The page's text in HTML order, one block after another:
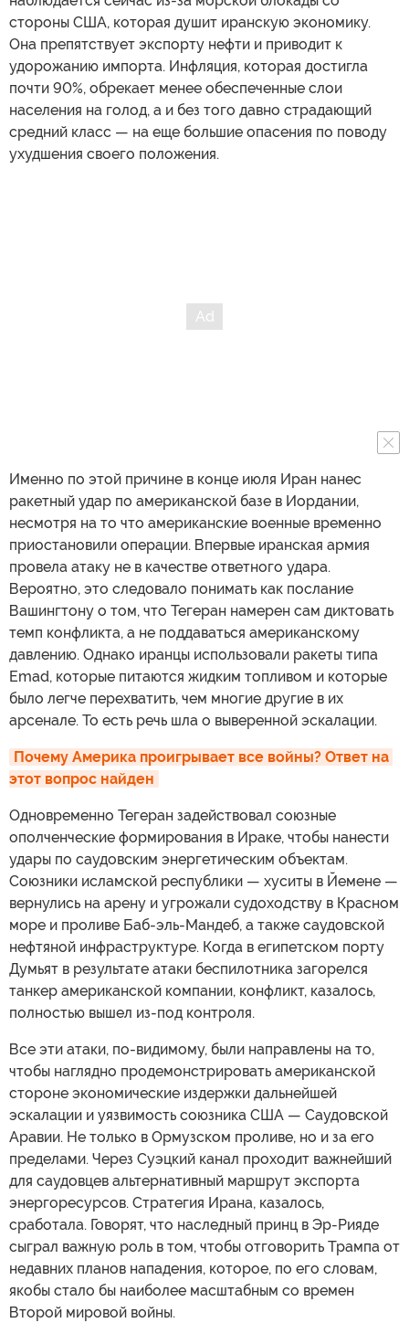
стороны США, которая душит иранскую экономику.
Она препятствует экспорту нефти и приводит к
удорожанию импорта. Инфляция, которая достигла
почти 90%, обрекает менее обеспеченные слои
населения на голод, а и без того давно страдающий
средний класс — на еще большие опасения по поводу
ухудшения своего положения.
Именно по этой причине в конце июля Иран нанес
ракетный удар по американской базе в Иордании,
несмотря на то что американские военные временно
приостановили операции. Впервые иранская армия
провела атаку не в качестве ответного удара.
Вероятно, это следовало понимать как послание
Вашингтону о том, что Тегеран намерен сам диктовать
темп конфликта, а не поддаваться американскому
давлению. Однако иранцы использовали ракеты типа
Emad, которые питаются жидким топливом и которые
было легче перехватить, чем многие другие в их
арсенале. То есть речь шла о выверенной эскалации.
Почему Америка проигрывает все войны? Ответ на
этот вопрос найден
Одновременно Тегеран задействовал союзные
ополченческие формирования в Ираке, чтобы нанести
удары по саудовским энергетическим объектам.
Союзники исламской республики — хуситы в Йемене —
вернулись на арену и угрожали судоходству в Красном
море и проливе Баб-эль-Мандеб, а также саудовской
нефтяной инфраструктуре. Когда в египетском порту
Думьят в результате атаки беспилотника загорелся
танкер американской компании, конфликт, казалось,
полностью вышел из-под контроля.
Все эти атаки, по-видимому, были направлены на то,
чтобы наглядно продемонстрировать американской
стороне экономические издержки дальнейшей
эскалации и уязвимость союзника США — Саудовской
Аравии. Не только в Ормузском проливе, но и за его
пределами. Через Суэцкий канал проходит важнейший
для саудовцев альтернативный маршрут экспорта
энергоресурсов. Стратегия Ирана, казалось,
сработала. Говорят, что наследный принц в Эр-Рияде
сыграл важную роль в том, чтобы отговорить Трампа от
недавних планов нападения, которое, по его словам,
якобы стало бы наиболее масштабным со времен
Второй мировой войны.